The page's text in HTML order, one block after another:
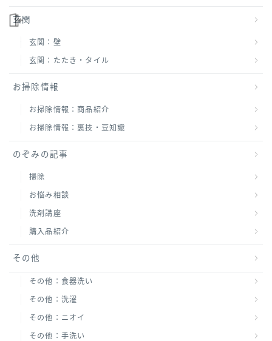
玄関
玄関：壁
玄関：たたき・タイル
お掃除情報
お掃除情報：商品紹介
お掃除情報：裏技・豆知識
のぞみの記事
掃除
お悩み相談
洗剤講座
購入品紹介
その他
その他：食器洗い
その他：洗濯
その他：ニオイ
その他：手洗い